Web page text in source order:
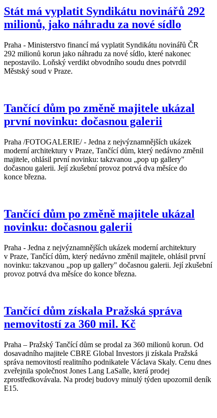
Stát má vyplatit Syndikátu novinářů 292
milionů, jako náhradu za nové sídlo
Praha - Ministerstvo financí má vyplatit Syndikátu novinářů ČR
292 milionů korun jako náhradu za nové sídlo, které nakonec
nepostavilo. Loňský verdikt obvodního soudu dnes potvrdil
Městský soud v Praze.
Tančící dům po změně majitele ukázal
první novinku: dočasnou galerii
Praha /FOTOGALERIE/ - Jedna z nejvýznamnějších ukázek
moderní architektury v Praze, Tančící dům, který nedávno změnil
majitele, ohlásil první novinku: takzvanou „pop up gallery"
dočasnou galerii. Její zkušební provoz potrvá dva měsíce do
konce března.
Tančící dům po změně majitele ukázal
novinku: dočasnou galerii
Praha - Jedna z nejvýznamnějších ukázek moderní architektury
v Praze, Tančící dům, který nedávno změnil majitele, ohlásil první
novinku: takzvanou „pop up gallery" dočasnou galerii. Její zkušební
provoz potrvá dva měsíce do konce března.
Tančící dům získala Pražská správa
nemovitostí za 360 mil. Kč
Praha – Pražský Tančící dům se prodal za 360 milionů korun. Od
dosavadního majitele CBRE Global Investors ji získala Pražská
správa nemovitostí realitního podnikatele Václava Skaly. Cenu dnes
zveřejnila společnost Jones Lang LaSalle, která prodej
zprostředkovávala. Na prodej budovy minulý týden upozornil deník
E15.